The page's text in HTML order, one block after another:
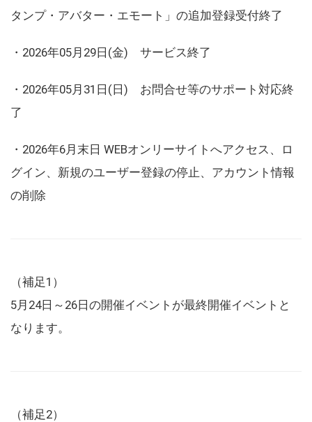
タンプ・アバター・エモート」の追加登録受付終了
・2026年05月29日(金) サービス終了
・2026年05月31日(日) お問合せ等のサポート対応終
了
・2026年6月末日 WEBオンリーサイトへアクセス、ロ
グイン、新規のユーザー登録の停止、アカウント情報
の削除
（補足1）
5月24日～26日の開催イベントが最終開催イベントと
なります。
（補足2）